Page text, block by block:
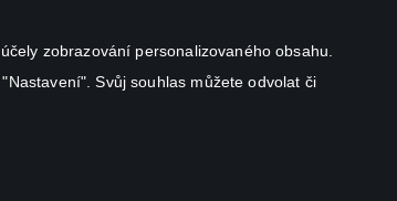
zobrazování personalizovaného obsahu.
Svůj souhlas můžete odvolat či
S. à r.l. se sídlem Rue Albert Borschette 4,